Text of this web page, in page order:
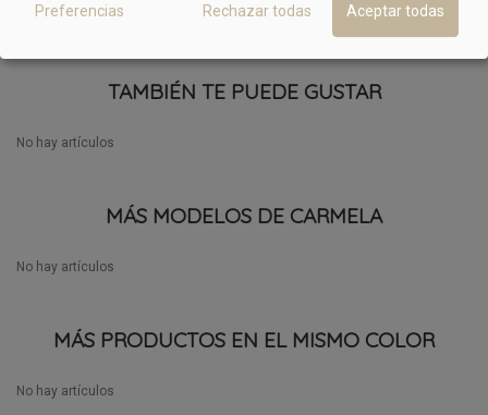
TAMBIÉN TE PUEDE GUSTAR
No hay artículos
MÁS MODELOS DE CARMELA
No hay artículos
MÁS PRODUCTOS EN EL MISMO COLOR
No hay artículos
Preferencias Rechazar todas Aceptar todas